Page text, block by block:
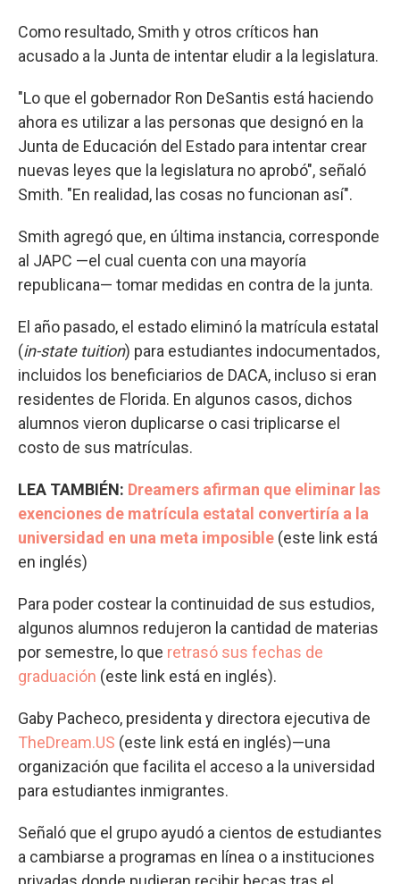
Como resultado, Smith y otros críticos han
acusado a la Junta de intentar eludir a la legislatura.
"Lo que el gobernador Ron DeSantis está haciendo
ahora es utilizar a las personas que designó en la
Junta de Educación del Estado para intentar crear
nuevas leyes que la legislatura no aprobó", señaló
Smith. "En realidad, las cosas no funcionan así".
Smith agregó que, en última instancia, corresponde
al JAPC —el cual cuenta con una mayoría
republicana— tomar medidas en contra de la junta.
El año pasado, el estado eliminó la matrícula estatal
(in-state tuition) para estudiantes indocumentados,
incluidos los beneficiarios de DACA, incluso si eran
residentes de Florida. En algunos casos, dichos
alumnos vieron duplicarse o casi triplicarse el
costo de sus matrículas.
LEA TAMBIÉN: Dreamers afirman que eliminar las
exenciones de matrícula estatal convertiría a la
universidad en una meta imposible (este link está
en inglés)
Para poder costear la continuidad de sus estudios,
algunos alumnos redujeron la cantidad de materias
por semestre, lo que retrasó sus fechas de
graduación (este link está en inglés).
Gaby Pacheco, presidenta y directora ejecutiva de
TheDream.US (este link está en inglés)—una
organización que facilita el acceso a la universidad
para estudiantes inmigrantes.
Señaló que el grupo ayudó a cientos de estudiantes
a cambiarse a programas en línea o a instituciones